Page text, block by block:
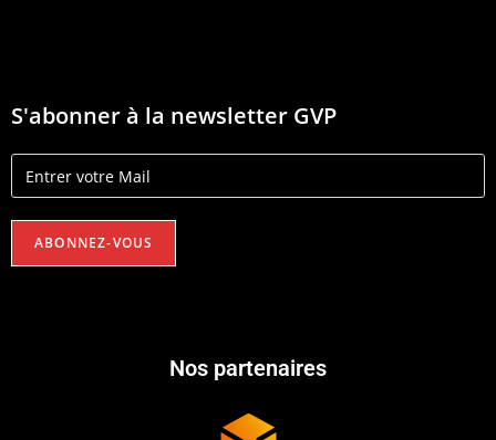
S'abonner à la newsletter GVP
Nos partenaires